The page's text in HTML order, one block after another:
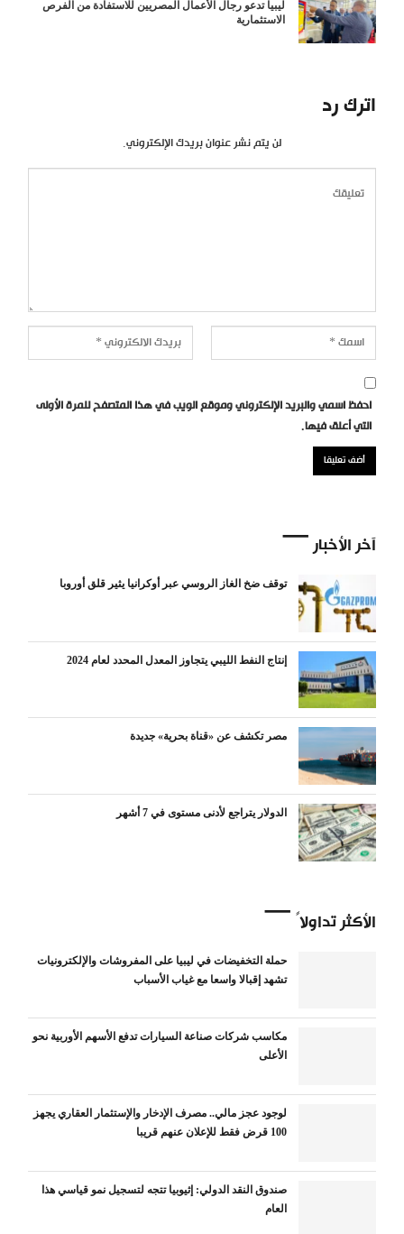
ليبيا تدعو رجال الأعمال المصريين للاستفادة من الفرص
الاستثمارية
اترك رد
لن يتم نشر عنوان بريدك الإلكتروني.
احفظ اسمي والبريد الإلكتروني وموقع الويب في هذا المتصفح للمرة الأولى
التي أعلق فيها.
آخر الأخبار
توقف ضخ الغاز الروسي عبر أوكرانيا يثير قلق أوروبا
إنتاج النفط الليبي يتجاوز المعدل المحدد لعام 2024
مصر تكشف عن «قناة بحرية» جديدة
الدولار يتراجع لأدنى مستوى في 7 أشهر
الأكثر تداولاً
حملة التخفيضات في ليبيا على المفروشات والإلكترونيات
تشهد إقبالا واسعا مع غياب الأسباب
مكاسب شركات صناعة السيارات تدفع الأسهم الأوربية نحو
الأعلى
لوجود عجز مالي.. مصرف الإدخار والإستثمار العقاري يجهز
100 قرض فقط للإعلان عنهم قريبا
صندوق النقد الدولي: إثيوبيا تتجه لتسجيل نمو قياسي هذا
العام